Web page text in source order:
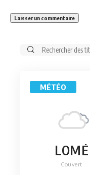
Rechercher:
MÉTÉO
LOMÉ
Couvert